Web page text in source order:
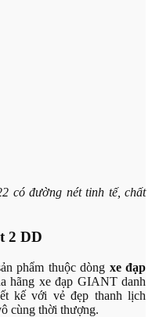
có đường nét tinh tế, chất
2 DD
phẩm thuộc dòng xe đạp
hãng xe đạp GIANT danh
kế với vẻ đẹp thanh lịch
cùng thời thượng.